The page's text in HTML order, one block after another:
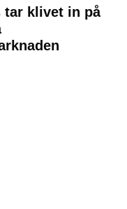
tar klivet in på